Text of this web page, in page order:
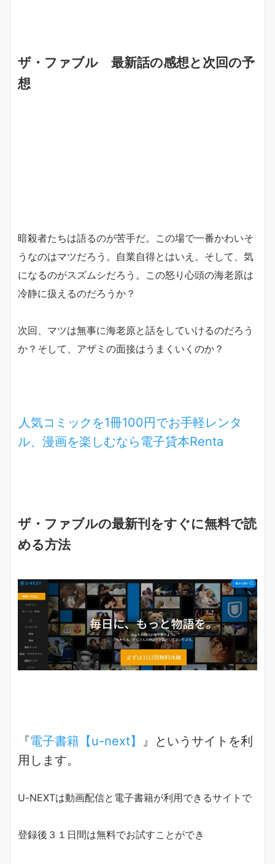
ザ・ファブル 最新話の感想と次回の予
想
暗殺者たちは語るのが苦手だ。この場で一番かわいそ
うなのはマツだろう。自業自得とはいえ。そして、気
になるのがスズムシだろう。この怒り心頭の海老原は
冷静に扱えるのだろうか？
次回、マツは無事に海老原と話をしていけるのだろう
か？そして、アザミの面接はうまくいくのか？
人気コミックを1冊100円でお手軽レンタ
ル、漫画を楽しむなら電子貸本Renta
ザ・ファブルの最新刊をすぐに無料で読
める方法
『電子書籍【u-next】 』というサイトを利
用します。
U-NEXTは動画配信と電子書籍が利用できるサイトで
登録後３１日間は無料でお試すことができ